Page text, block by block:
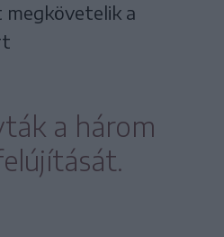
a
a három